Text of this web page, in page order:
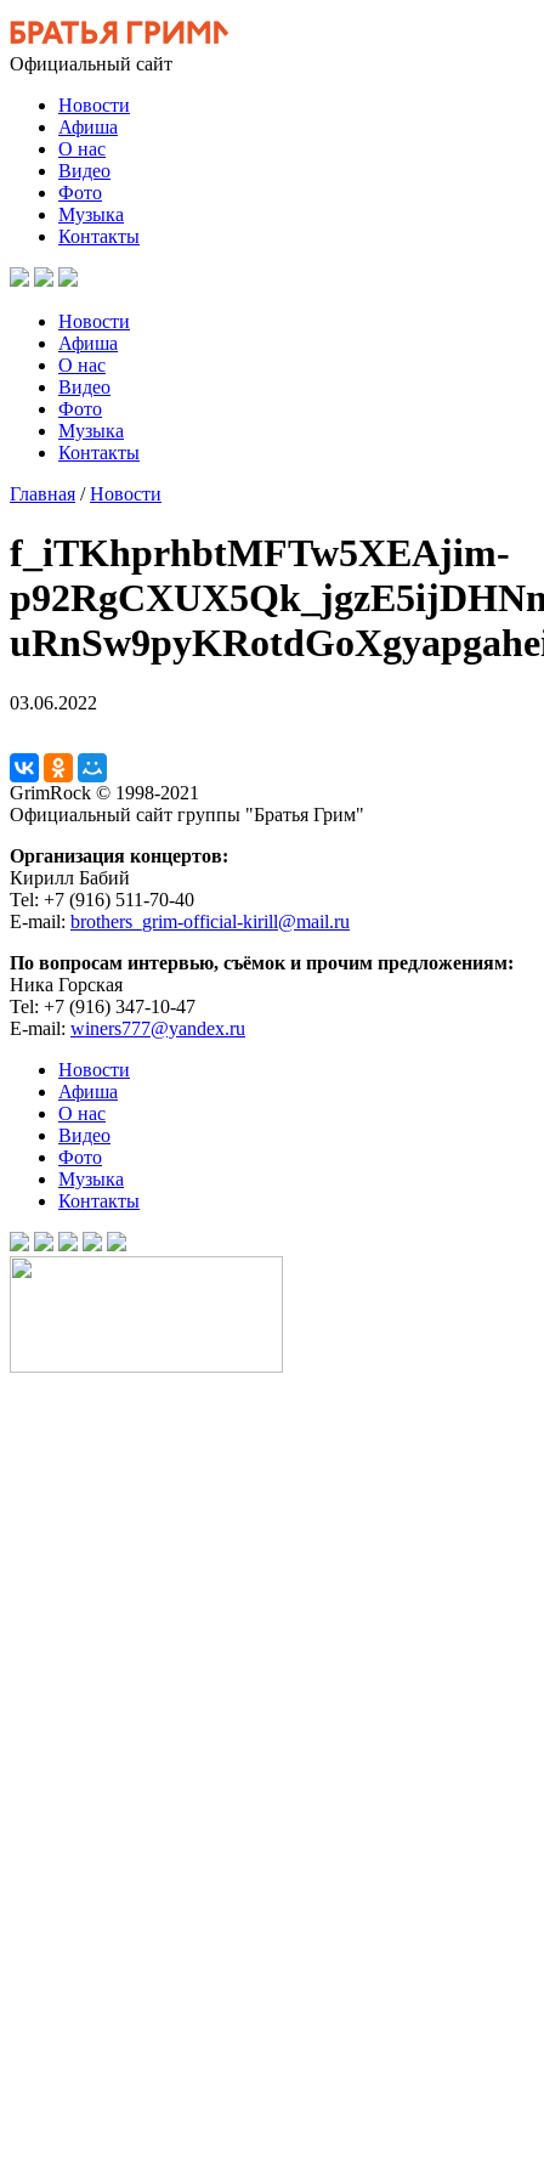
Официальный сайт
Новости
Афиша
О нас
Видео
Фото
Музыка
Контакты
Новости
Афиша
О нас
Видео
Фото
Музыка
Контакты
Главная /Новости
f_iTKhprhbtMFTw5XEAjim-
03.06.2022
GrimRock © 1998-2021
Официальный сайт группы "Братья Грим"
Организация концертов:
Кирилл Бабий
Tel: +7 (916) 511-70-40
E-mail: brothers_grim-official-kirill@mail.ru
По вопросам интервью, съёмок и прочим предложениям:
Ника Горская
Tel: +7 (916) 347-10-47
E-mail: winers777@yandex.ru
Новости
Афиша
О нас
Видео
Фото
Музыка
Контакты